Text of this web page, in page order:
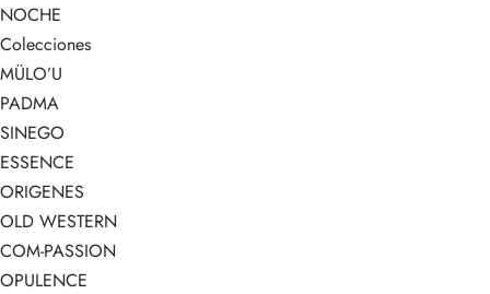
NOCHE
Colecciones
MÜLO’U
PADMA
SINEGO
ESSENCE
ORIGENES
OLD WESTERN
COM-PASSION
OPULENCE